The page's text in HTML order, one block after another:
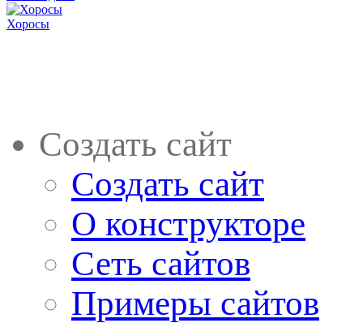
Хоросы
Создать сайт
Создать сайт
О конструкторе
Сеть сайтов
Примеры сайтов